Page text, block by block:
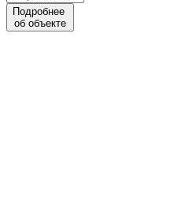
Подробнее
об объекте